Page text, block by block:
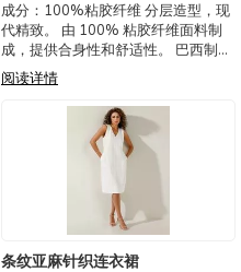
成分：100%粘胶纤维 分层造型，现
代精致。 由 100% 粘胶纤维面料制
成，提供合身性和舒适性。 巴西制
造。 可选颜色：珊瑚色、蓝色
3311501-粘胶长款连衣裙。
阅读详情
条纹亚麻针织连衣裙